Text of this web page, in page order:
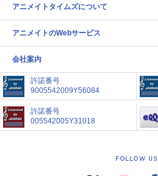
アニメイトタイムズについて
アニメイトのWebサービス
会社案内
許諾番号
9005542009Y56084
許諾番号
005542005Y31018
FOLLOW US